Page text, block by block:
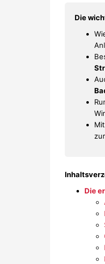
Die
Mit
Die